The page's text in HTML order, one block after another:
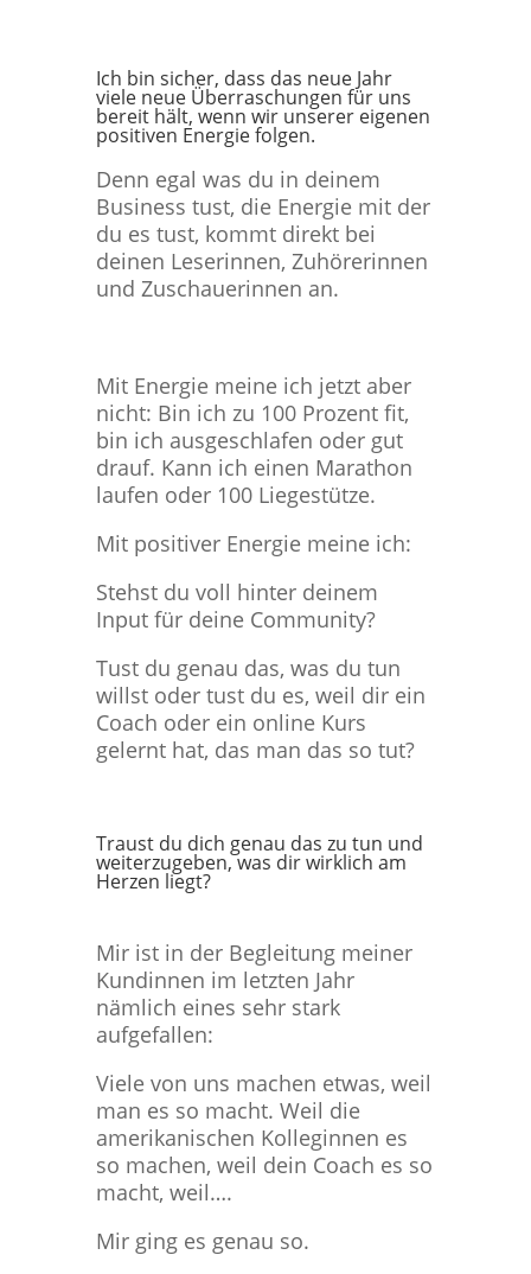
Ich bin sicher, dass das neue Jahr
viele neue Überraschungen für uns
bereit hält, wenn wir unserer eigenen
positiven Energie folgen.
Denn egal was du in deinem
Business tust, die Energie mit der
du es tust, kommt direkt bei
deinen Leserinnen, Zuhörerinnen
und Zuschauerinnen an.
Mit Energie meine ich jetzt aber
nicht: Bin ich zu 100 Prozent fit,
bin ich ausgeschlafen oder gut
drauf. Kann ich einen Marathon
laufen oder 100 Liegestütze.
Mit positiver Energie meine ich:
Stehst du voll hinter deinem
Input für deine Community?
Tust du genau das, was du tun
willst oder tust du es, weil dir ein
Coach oder ein online Kurs
gelernt hat, das man das so tut?
Traust du dich genau das zu tun und
weiterzugeben, was dir wirklich am
Herzen liegt?
Mir ist in der Begleitung meiner
Kundinnen im letzten Jahr
nämlich eines sehr stark
aufgefallen:
Viele von uns machen etwas, weil
man es so macht. Weil die
amerikanischen Kolleginnen es
so machen, weil dein Coach es so
macht, weil….
Mir ging es genau so.